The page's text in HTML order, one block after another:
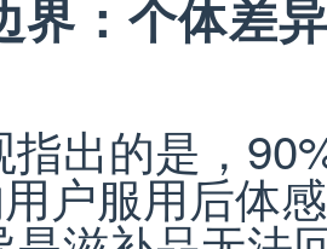
界：个体差
指出的是，
户服用后体